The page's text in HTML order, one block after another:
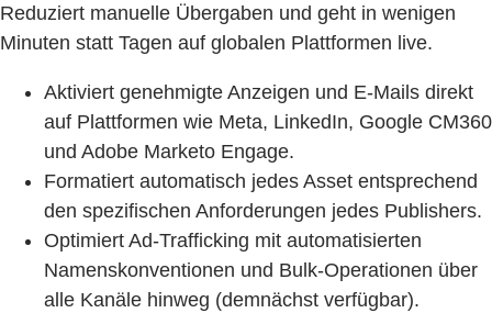
Reduziert manuelle Übergaben und geht in wenigen
Minuten statt Tagen auf globalen Plattformen live.
Aktiviert genehmigte Anzeigen und E-Mails direkt
auf Plattformen wie Meta, LinkedIn, Google CM360
und Adobe Marketo Engage.
Formatiert automatisch jedes Asset entsprechend
den spezifischen Anforderungen jedes Publishers.
Optimiert Ad-Trafficking mit automatisierten
Namenskonventionen und Bulk-Operationen über
alle Kanäle hinweg (demnächst verfügbar).